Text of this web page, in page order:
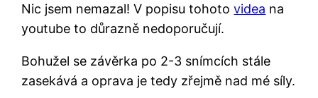
Nic jsem nemazal! V popisu tohotovidea na
youtube to důrazně nedoporučují.
Bohužel se závěrka po 2-3 snímcích stále
zasekává a oprava je tedy zřejmě nad mé síly.